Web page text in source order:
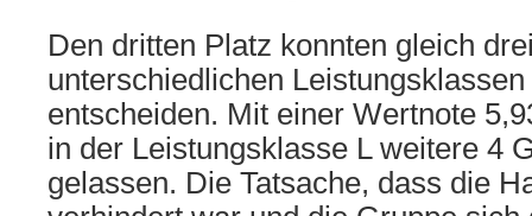
Den dritten Platz konnten gleich
unterschiedlichen
entscheiden. Mit einer Wertnote
in der Leistungsklasse L weitere 4
gelassen. Die Tatsache, dass die